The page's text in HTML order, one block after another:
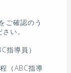
ご確認のう
い。
導員）
（ABC指導